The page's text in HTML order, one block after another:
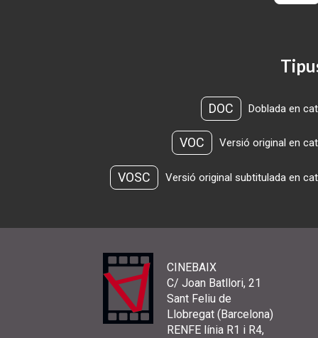
DOC Doblada en
VOC Versió original en
VOSC Versió original subtitulada en
CINEBAIX
C/ Joan Batllori, 21
Sant Feliu de
Llobregat (Barcelona)
RENFE línia R1 i R4,